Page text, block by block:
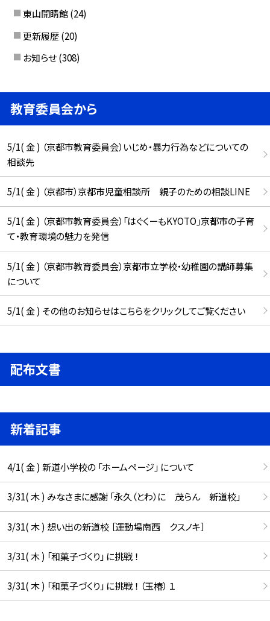
東山開睛館 (24)
更新履歴 (20)
お知らせ (308)
教育委員会から
5/1( 金 ) （京都市教育委員会）いじめ・暴力行為などについての
相談先
5/1( 金 ) （京都市）京都市児童相談所 親子のための相談LINE
5/1( 金 ) （京都市教育委員会）「はぐくーもKYOTO」京都市の子育
て・教育環境の魅力を発信
5/1( 金 ) （京都市教育委員会）京都市立学校・幼稚園の講師募集
について
5/1( 金 ) その他のお知らせはこちらをクリックしてご覧ください
配布文書
新着記事
4/1( 金 ) 新道小学校の 「ホームページ」 について
3/31( 木 ) みなさまに感謝 「永久（とわ）に 茂らん 新道校」
3/31( 木 ) 想い出の新道校 ［運動場南西 クスノキ］
3/31( 木 ) 「和菓子づくり」 に挑戦 ！
3/31( 木 ) 「和菓子づくり」 に挑戦 ！ （玉椿） １